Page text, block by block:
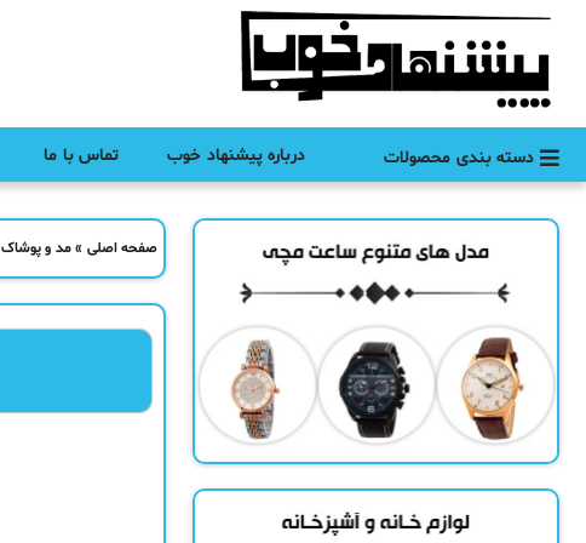
دسته بندی محصولات درباره پیشنهاد خوب تماس با ما
صفحه اصلی »مد و پوشاک